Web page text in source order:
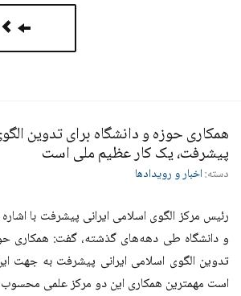
همکاری حوزه و دانشگاه برای تدوین
پیشرفت، یک کار عظیم ملی است
دسته:اخبار و رویدادها
رئیس مرکز الگوی اسلامی ایرانی پیشرفت با
و دانشگاه طی دهه‌های گذشته، گفت: همکاری
تدوین الگوی اسلامی ایرانی پیشرفت به جهت
است مهمترین همکاری این دو مرکز علمی